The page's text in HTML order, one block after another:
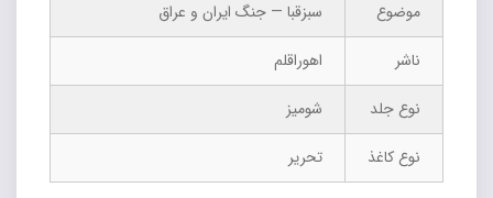
موضوع
سبزقبا — جنگ ایران و عراق
ناشر
اهوراقلم
نوع جلد
شومیز
نوع کاغذ
تحریر